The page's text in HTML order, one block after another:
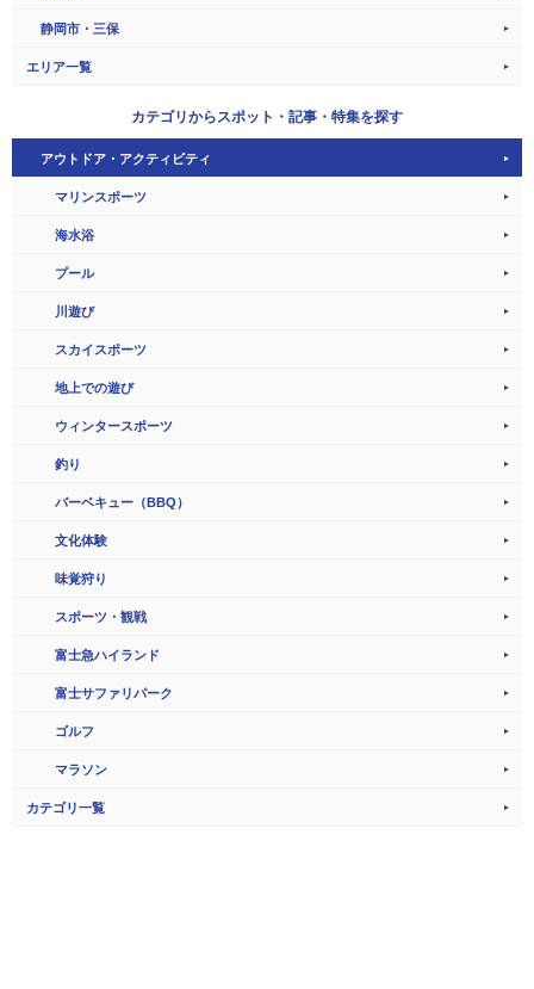
静岡市・三保
エリア一覧
カテゴリからスポット・記事・特集を探す
アウトドア・アクティビティ
マリンスポーツ
海水浴
プール
川遊び
スカイスポーツ
地上での遊び
ウィンタースポーツ
釣り
バーベキュー（BBQ）
文化体験
味覚狩り
スポーツ・観戦
富士急ハイランド
富士サファリパーク
ゴルフ
マラソン
カテゴリ一覧